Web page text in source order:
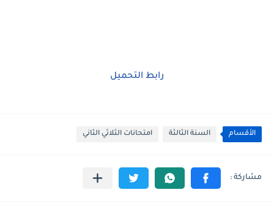
رابط التحميل
الأقسام السنة الثالثة امتحانات الثلاثي الثاني